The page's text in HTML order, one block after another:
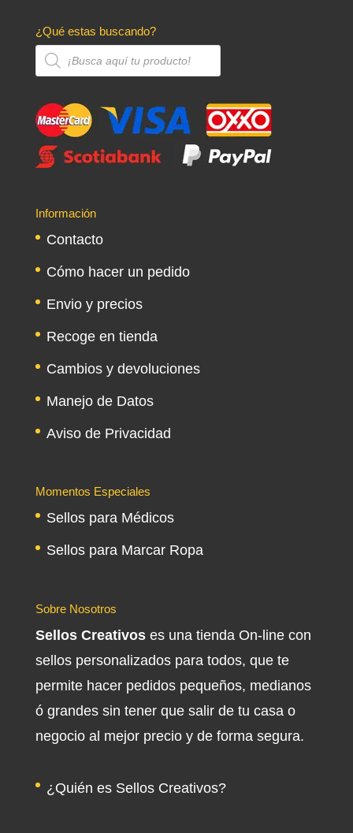
¿Qué estas buscando?
Búsqueda
productos
Información
Contacto
Cómo hacer un pedido
Envio y precios
Recoge en tienda
Cambios y devoluciones
Manejo de Datos
Aviso de Privacidad
Momentos Especiales
Sellos para Médicos
Sellos para Marcar Ropa
Sobre Nosotros
Sellos Creativoses una tienda On-line con
sellos personalizados para todos, que te
permite hacer pedidos pequeños, medianos
ó grandes sin tener que salir de tu casa o
negocio al mejor precio y de forma segura.
¿Quién es Sellos Creativos?